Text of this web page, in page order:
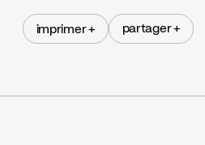
imprimer + partager +